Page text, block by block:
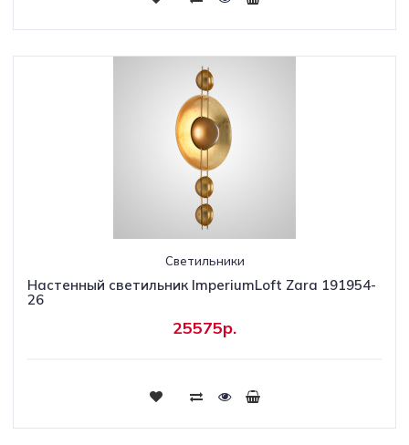
Светильники
Настенный светильник ImperiumLoft Zara 191954-
26
25575р.